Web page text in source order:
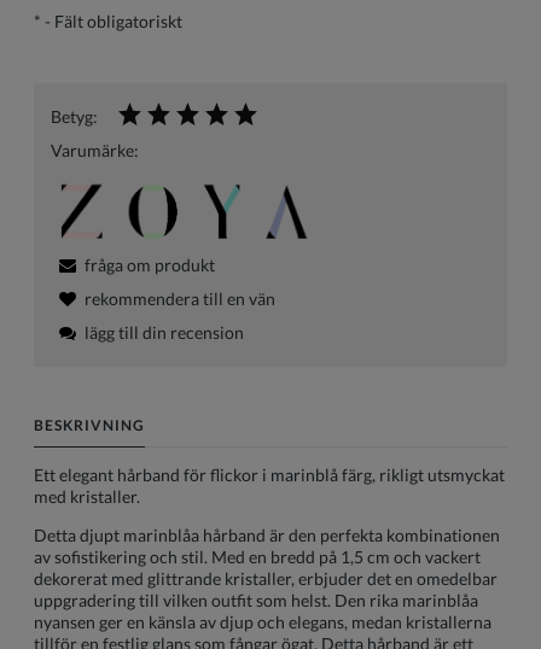
* - Fält obligatoriskt
Betyg:
Varumärke:
fråga om produkt
rekommendera till en vän
lägg till din recension
BESKRIVNING
Ett elegant hårband för flickor i marinblå färg, rikligt utsmyckat
med kristaller.
Detta djupt marinblåa hårband är den perfekta kombinationen
av sofistikering och stil. Med en bredd på 1,5 cm och vackert
dekorerat med glittrande kristaller, erbjuder det en omedelbar
uppgradering till vilken outfit som helst. Den rika marinblåa
nyansen ger en känsla av djup och elegans, medan kristallerna
tillför en festlig glans som fångar ögat. Detta hårband är ett